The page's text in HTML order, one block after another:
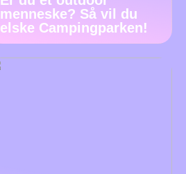
menneske? Så vil du
elske Campingparken!